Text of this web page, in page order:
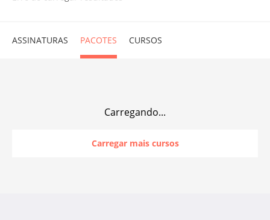
ASSINATURAS PACOTES CURSOS
Carregando...
Carregar mais cursos